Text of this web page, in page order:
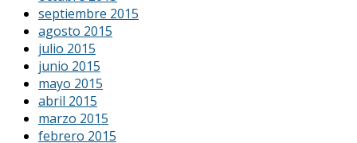
septiembre 2015
agosto 2015
julio 2015
junio 2015
mayo 2015
abril 2015
marzo 2015
febrero 2015